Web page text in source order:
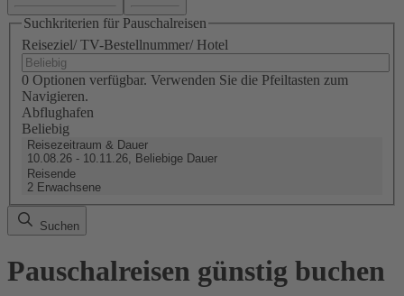
Suchkriterien für Pauschalreisen
Reiseziel/ TV-Bestellnummer/ Hotel
0 Optionen verfügbar. Verwenden Sie die Pfeiltasten zum
Navigieren.
Abflughafen
Beliebig
Reisezeitraum & Dauer
10.08.26 - 10.11.26, Beliebige Dauer
Reisende
2 Erwachsene
Suchen
Pauschalreisen günstig buchen